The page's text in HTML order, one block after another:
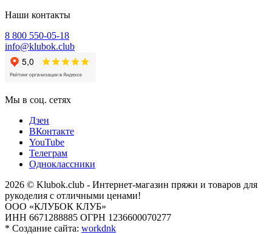
Наши контакты
8 800 550-05-18
info@klubok.club
Мы в соц. сетях
Дзен
ВКонтакте
YouTube
Телеграм
Одноклассники
2026 © Klubok.club - Интернет-магазин пряжи и товаров для
рукоделия с отличными ценами!
ООО «КЛУБОК КЛУБ»
ИНН 6671288885 ОГРН 1236600070277
* Создание сайта: workdnk